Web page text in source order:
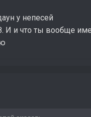
у непесей
И и что ты вообще